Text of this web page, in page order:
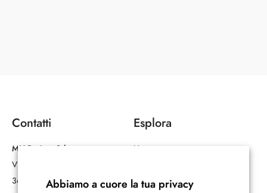
Contatti
MH Project Srl
Via Marosticana 179
36100 Vicenza (VI)
Esplora
Home
Corsi di Formazione
Abbiamo a cuore la tua privacy